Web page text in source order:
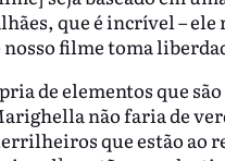
que é incrível –
nosso filme toma
de elementos que
não faria de
que estão ao